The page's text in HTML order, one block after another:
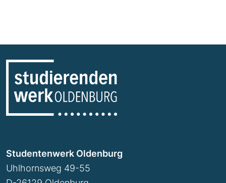
Studentenwerk Oldenburg
Uhlhornsweg 49-55